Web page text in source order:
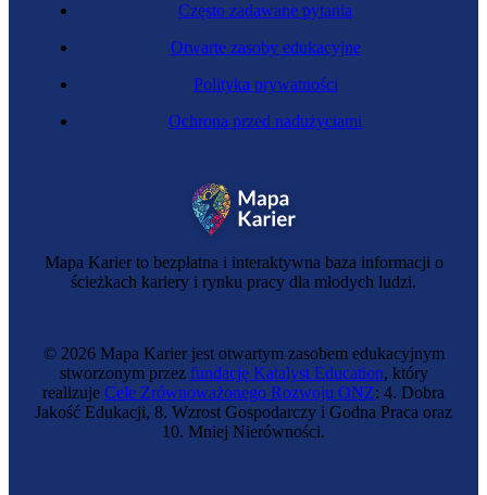
Zawód przyszłości
Menedżer wielokulturowości
Mapa Karier to bezpłatna i interaktywna baza informacji o
ścieżkach kariery i rynku pracy dla młodych ludzi.
Często zadawane pytania
Otwarte zasoby edukacyjne
Polityka prywatności
Ochrona przed nadużyciami
© 2026 Mapa Karier jest otwartym zasobem edukacyjnym
stworzonym przez fundację Katalyst Education, który
realizuje Cele Zrównoważonego Rozwoju ONZ: 4. Dobra
Jakość Edukacji, 8. Wzrost Gospodarczy i Godna Praca oraz
10. Mniej Nierówności.